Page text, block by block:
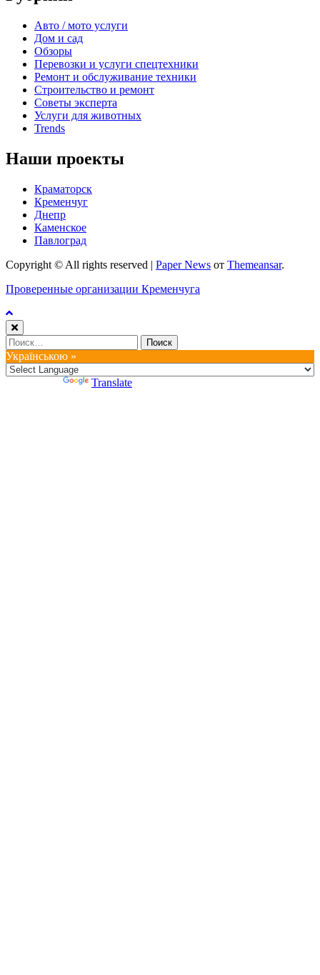
Авто / мото услуги
Дом и сад
Обзоры
Перевозки и услуги спецтехники
Ремонт и обслуживание техники
Строительство и ремонт
Советы эксперта
Услуги для животных
Trends
Наши проекты
Краматорск
Кременчуг
Днепр
Каменское
Павлоград
Copyright © All rights reserved | Paper News от Themeansar.
Проверенные организации Кременчуга
Найти:
Українською »
Translate